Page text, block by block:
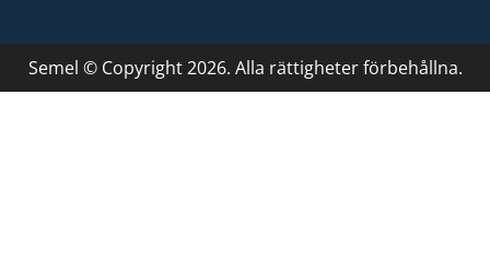
Semel © Copyright 2026. Alla rättigheter förbehållna.